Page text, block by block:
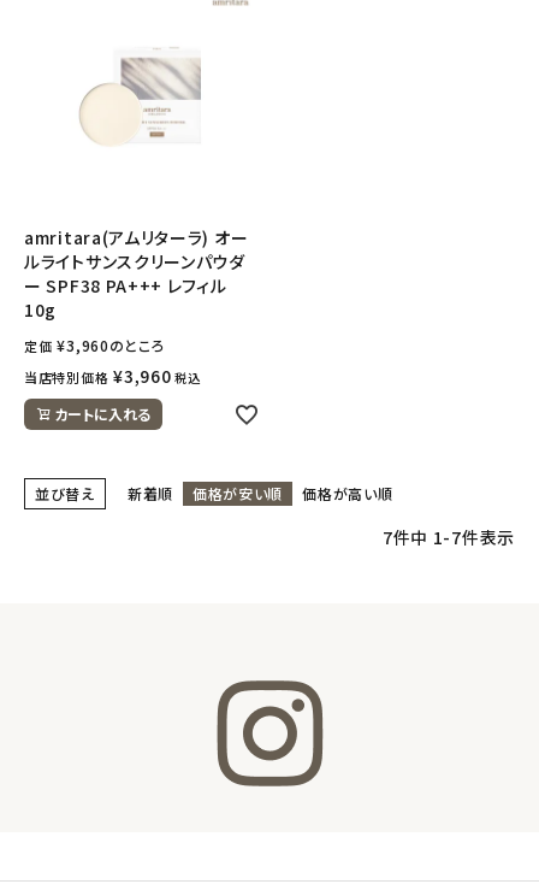
amritara(アムリターラ) オー
ルライトサンスクリーンパウダ
ー SPF38 PA+++ レフィル
10g
定価 ¥3,960のところ
当店特別価格 ¥3,960 税込
カートに入れる
並び替え 新着順 価格が安い順 価格が高い順
7件中 1-7件表示